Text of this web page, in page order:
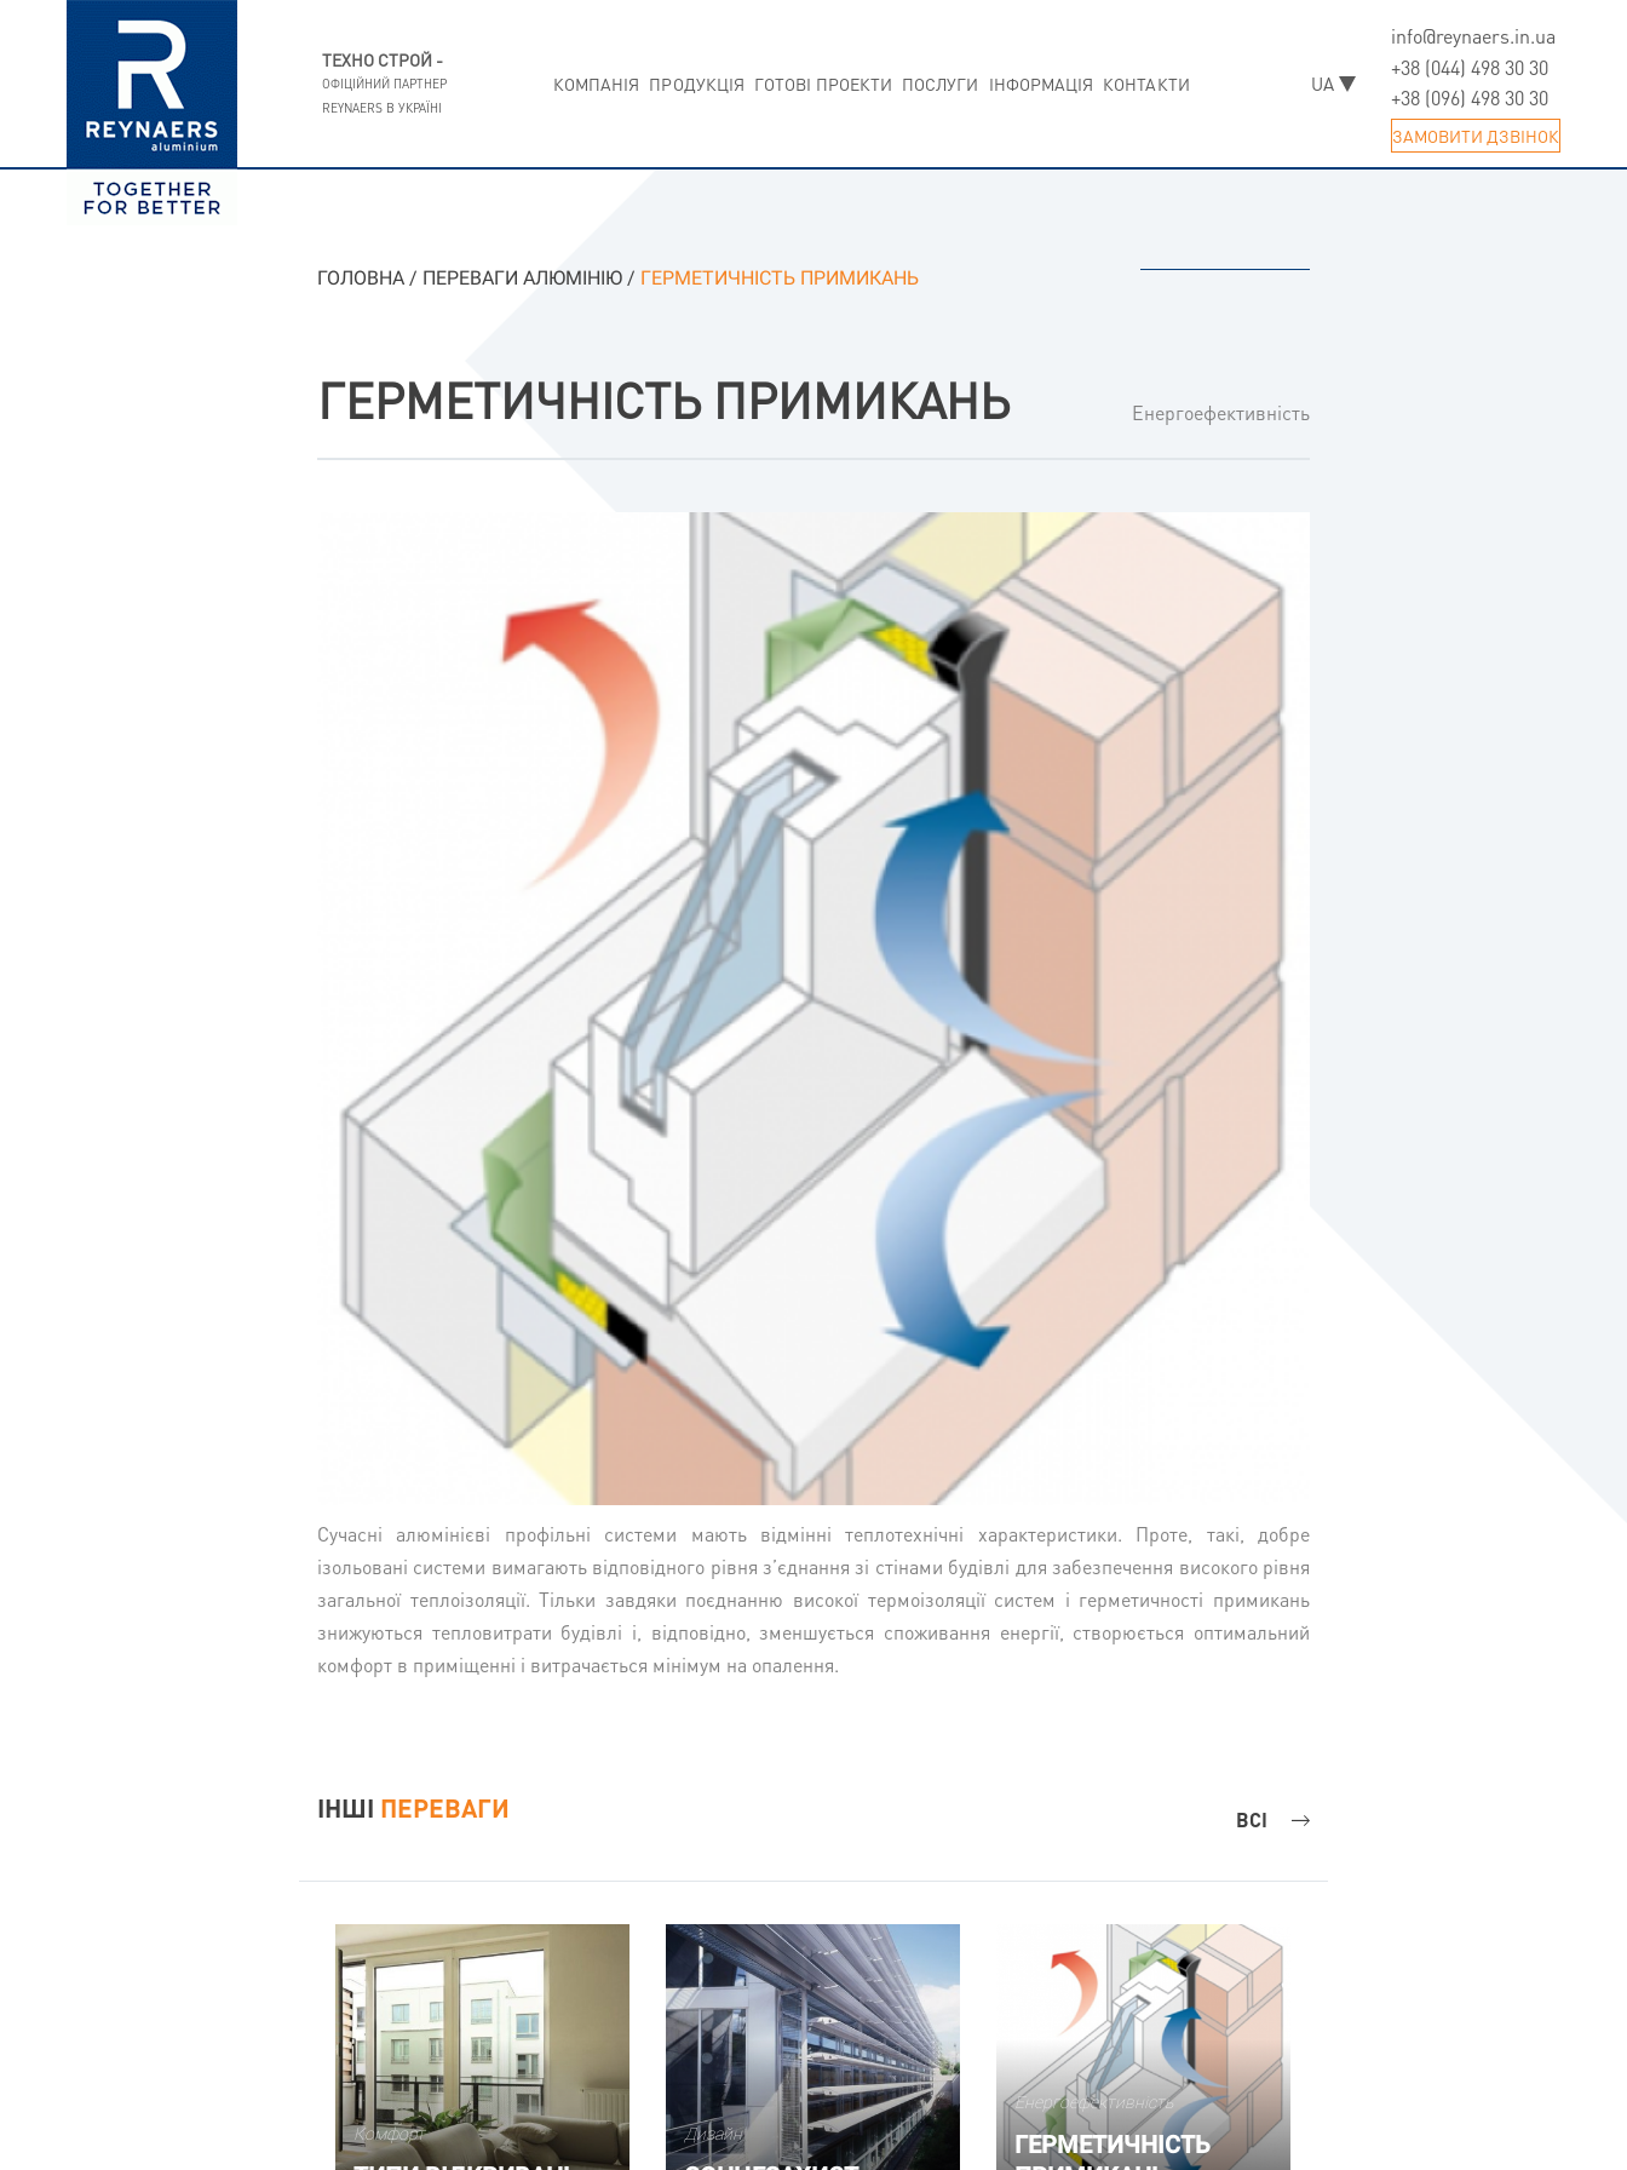
ТЕХНО СТРОЙ -
ОФІЦІЙНИЙ ПАРТНЕР
REYNAERS В УКРАЇНI
КОМПАНIЯ ПРОДУКЦIЯ ГОТОВI ПРОЕКТИ ПОСЛУГИ IНФОРМАЦIЯ КОНТАКТИ
content
info@reynaers.in.ua
+38 (044) 498 30 30
+38 (096) 498 30 30
ЗАМОВИТИ ДЗВIНОК
ГОЛОВНА / ПЕРЕВАГИ АЛЮМIНIЮ / ГЕРМЕТИЧНІСТЬ ПРИМИКАНЬ
ГЕРМЕТИЧНІСТЬ ПРИМИКАНЬ Енергоефективність
Сучасні алюмінієві профільні системи мають відмінні теплотехнічні характеристики. Проте, такі, добре
ізольовані системи вимагають відповідного рівня з’єднання зі стінами будівлі для забезпечення високого рівня
загальної теплоізоляції. Тільки завдяки поєднанню високої термоізоляції систем і герметичності примикань
знижуються тепловитрати будівлі і, відповідно, зменшується споживання енергії, створюється оптимальний
комфорт в приміщенні і витрачається мінімум на опалення.
ІНШІ ПЕРЕВАГИ ВСІ
Комфорт Дизайн
Енергоефективність
ГЕРМЕТИЧНІСТЬ